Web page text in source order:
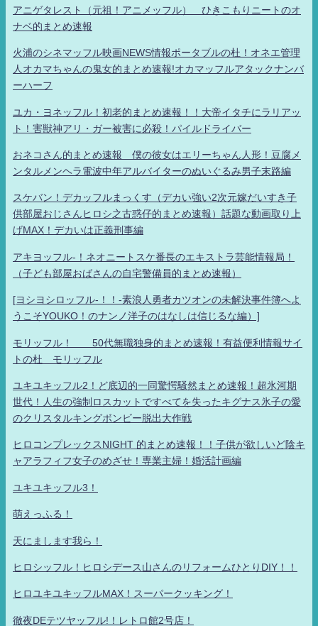
アニゲタレスト（元祖！アニメッフル） ひきこもりニートのオ
ナベ的まとめ速報
火浦のシネマッフル映画NEWS情報ポータブルの杜！オネエ管理
人オカマちゃんの鬼女的まとめ速報!オカマッフルアタックナンバ
ーハーフ
ユカ・ヨネッフル！初老的まとめ速報！！大帝イタチにラリアッ
ト！害獣神アリ・ガー被害に必殺！パイルドライバー
おネコさん的まとめ速報 僕の彼女はエリーちゃん人形！豆腐メ
ンタルメンヘラ電波中年アルバイターのぬいぐるみ男子末路編
スケバン！デカッフルまっくす（デカい強い2次元嫁だいすき子
供部屋おじさんヒロシ之古惑仔的まとめ速報）話題な動画取り上
げMAX！デカいは正義刑事編
アキヨッフル-！ネオニートスケ番長のエキストラ芸能情報局！
（子ども部屋おばさんの自宅警備員的まとめ速報）
[ヨシヨシロッフル-！！-素浪人勇者カツオンの未解決事件簿へよ
うこそYOUKO！のナンノ洋子のはなしは信じるな編）]
モリッフル！ 50代無職独身的まとめ速報！有益便利情報サイ
トの杜 モリッフル
ユキユキッフル2！ど底辺的一同驚愕騒然まとめ速報！超氷河期
世代！人生の強制ロスカットですべてを失ったキグナス氷子の愛
のクリスタルキングボンビー脱出大作戦
ヒロコンプレックスNIGHT 的まとめ速報！！子供が欲しいど陰キ
ャアラフィフ女子のめざせ！専業主婦！婚活計画編
ユキユキッフル3！
萌えっふる！
天にまします我ら！
ヒロシッフル！ヒロシデース山さんのリフォームひとりDIY！！
ヒロユキユキッフルMAX！スーパークッキング！
徹夜DEテツヤッフル!！レトロ館2号店！